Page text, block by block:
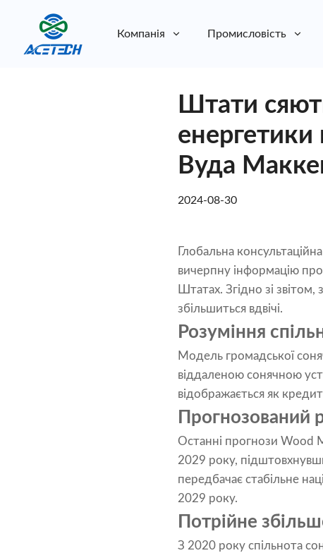
Компанія Промисловість
Штати
Вуда
2024-08-30
Глобальна
вичерпну інформацію про
Штатах. Згідно зі
збільшиться вдвічі.
Розуміння
Модель громадської
віддаленою сонячною
відображається як
Прогнозований
Останні прогнози Wood
2029 року,
передбачає стабільне
2029 року.
Потрійне
З 2020 року спільнота